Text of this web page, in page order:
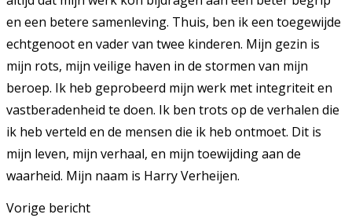
en een betere samenleving. Thuis, ben ik een toegewijde
echtgenoot en vader van twee kinderen. Mijn gezin is
mijn rots, mijn veilige haven in de stormen van mijn
beroep. Ik heb geprobeerd mijn werk met integriteit en
vastberadenheid te doen. Ik ben trots op de verhalen die
ik heb verteld en de mensen die ik heb ontmoet. Dit is
mijn leven, mijn verhaal, en mijn toewijding aan de
waarheid. Mijn naam is Harry Verheijen.
Vorige bericht